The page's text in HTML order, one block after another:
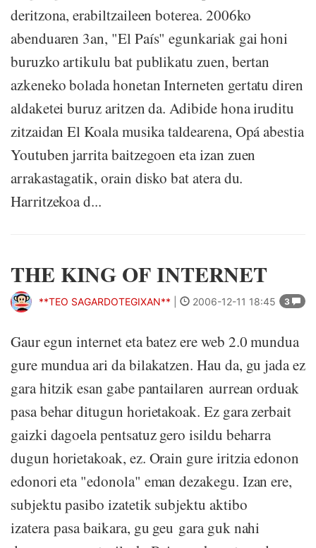
deritzona, erabiltzaileen boterea. 2006ko
abenduaren 3an, "El País" egunkariak gai honi
buruzko artikulu bat publikatu zuen, bertan
azkeneko bolada honetan Interneten gertatu diren
aldaketei buruz aritzen da. Adibide hona iruditu
zitzaidan El Koala musika taldearena, Opá abestia
Youtuben jarrita baitzegoen eta izan zuen
arrakastagatik, orain disko bat atera du.
Harritzekoa d...
THE KING OF INTERNET
3
**TEO SAGARDOTEGIXAN** 2006-12-11 18:45
Gaur egun internet eta batez ere web 2.0 mundua
gure mundua ari da bilakatzen. Hau da, gu jada ez
gara hitzik esan gabe pantailaren aurrean orduak
pasa behar ditugun horietakoak. Ez gara zerbait
gaizki dagoela pentsatuz gero isildu beharra
dugun horietakoak, ez. Orain gure iritzia edonon
edonori eta "edonola" eman dezakegu. Izan ere,
subjektu pasibo izatetik subjektu aktibo
izatera pasa baikara, gu geu gara guk nahi